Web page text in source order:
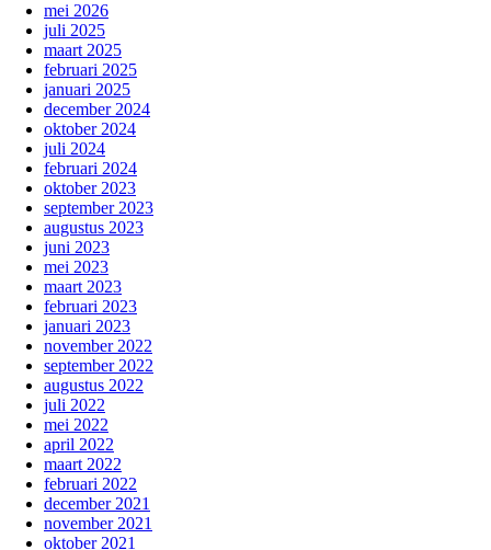
mei 2026
juli 2025
maart 2025
februari 2025
januari 2025
december 2024
oktober 2024
juli 2024
februari 2024
oktober 2023
september 2023
augustus 2023
juni 2023
mei 2023
maart 2023
februari 2023
januari 2023
november 2022
september 2022
augustus 2022
juli 2022
mei 2022
april 2022
maart 2022
februari 2022
december 2021
november 2021
oktober 2021